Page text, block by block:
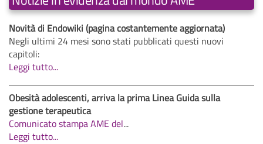
Novità di Endowiki (pagina costantemente aggiornata)
Negli ultimi 24 mesi sono stati pubblicati questi nuovi
capitoli:
Leggi tutto...
Obesità adolescenti, arriva la prima Linea Guida sulla
gestione terapeutica
Comunicato stampa AME del...
Leggi tutto...